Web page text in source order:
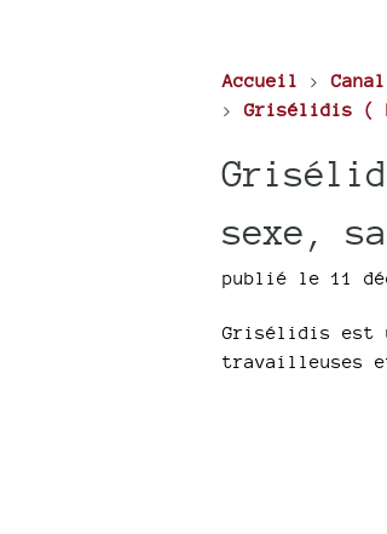
Accueil >
>Grisélidis (
sexe,
publié le 11
Grisélidis est
travailleuses